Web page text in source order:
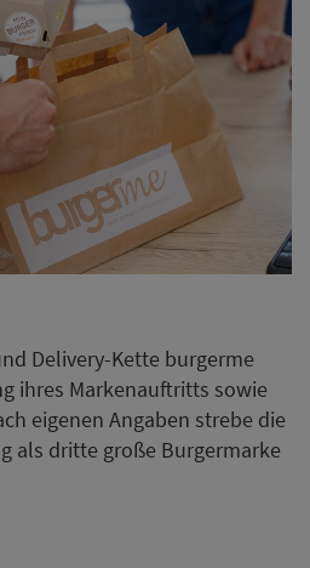
Delivery-Kette burgerme
ihres Markenauftritts sowie
eigenen Angaben strebe die
als dritte große Burgermarke